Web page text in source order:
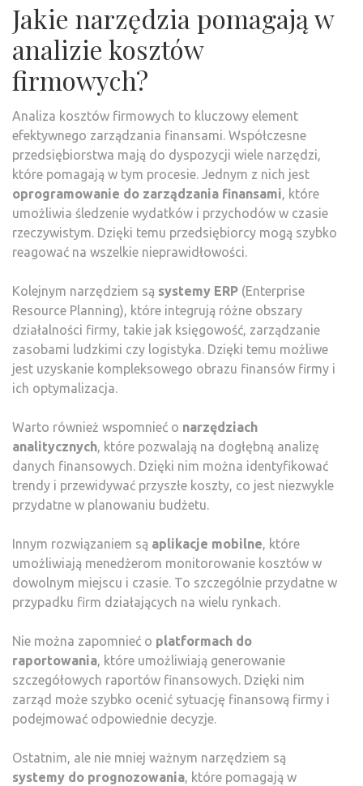
Jakie narzędzia pomagają w
analizie kosztów
firmowych?
Analiza kosztów firmowych to kluczowy element
efektywnego zarządzania finansami. Współczesne
przedsiębiorstwa mają do dyspozycji wiele narzędzi,
które pomagają w tym procesie. Jednym z nich jest
oprogramowanie do zarządzania finansami, które
umożliwia śledzenie wydatków i przychodów w czasie
rzeczywistym. Dzięki temu przedsiębiorcy mogą szybko
reagować na wszelkie nieprawidłowości.
Kolejnym narzędziem są systemy ERP (Enterprise
Resource Planning), które integrują różne obszary
działalności firmy, takie jak księgowość, zarządzanie
zasobami ludzkimi czy logistyka. Dzięki temu możliwe
jest uzyskanie kompleksowego obrazu finansów firmy i
ich optymalizacja.
Warto również wspomnieć o narzędziach
analitycznych, które pozwalają na dogłębną analizę
danych finansowych. Dzięki nim można identyfikować
trendy i przewidywać przyszłe koszty, co jest niezwykle
przydatne w planowaniu budżetu.
Innym rozwiązaniem są aplikacje mobilne, które
umożliwiają menedżerom monitorowanie kosztów w
dowolnym miejscu i czasie. To szczególnie przydatne w
przypadku firm działających na wielu rynkach.
Nie można zapomnieć o platformach do
raportowania, które umożliwiają generowanie
szczegółowych raportów finansowych. Dzięki nim
zarząd może szybko ocenić sytuację finansową firmy i
podejmować odpowiednie decyzje.
Ostatnim, ale nie mniej ważnym narzędziem są
systemy do prognozowania, które pomagają w